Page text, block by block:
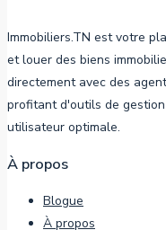
Immobiliers.TN est votre
et louer des biens
directement avec des
profitant d'outils de
utilisateur optimale.
À propos
Blogue
À propos